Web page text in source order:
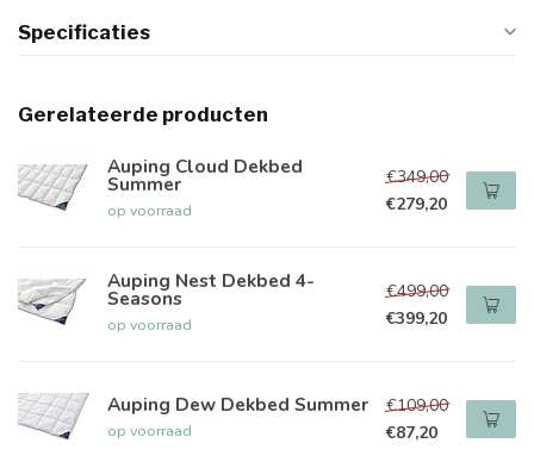
Specificaties
Gerelateerde producten
Auping Cloud Dekbed
Summer
op voorraad
€349,00
€279,20
Auping Nest Dekbed 4-
Seasons
op voorraad
€499,00
€399,20
Auping Dew Dekbed Summer
op voorraad
€109,00
€87,20